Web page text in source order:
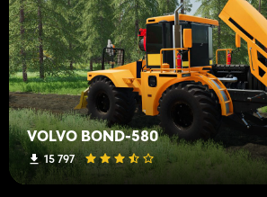
VOLVO BOND-580
15 797